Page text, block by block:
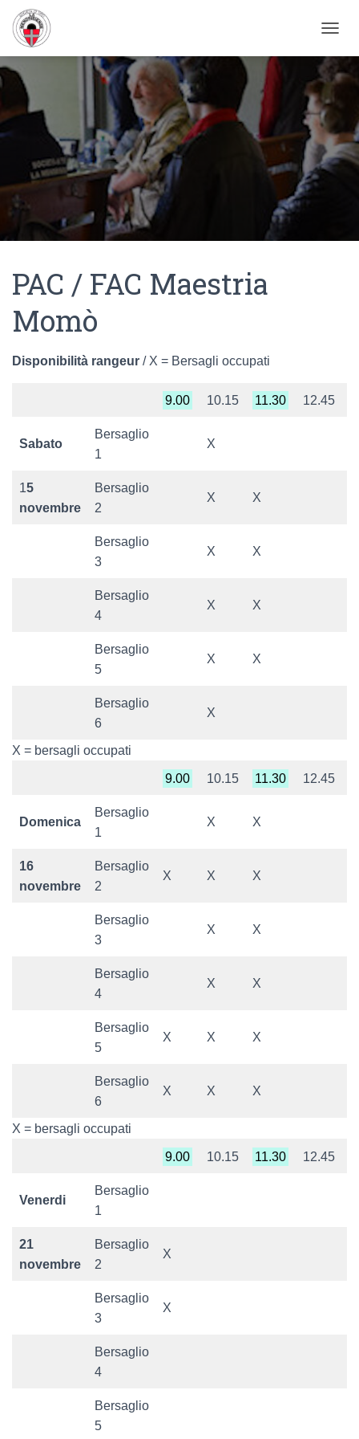
PAC / FAC Maestria
Momò
Disponibilità rangeur / X = Bersagli occupati
9.00 10.15 11.30 12.45
Sabato
Bersaglio
1
X
15
novembre
Bersaglio
2
X X
Bersaglio
3
X X
Bersaglio
4
X X
Bersaglio
5
X X
Bersaglio
6
X
X = bersagli occupati
9.00 10.15 11.30 12.45
Domenica
Bersaglio
1
X X
16
novembre
Bersaglio
2
X X X
Bersaglio
3
X X
Bersaglio
4
X X
Bersaglio
5
X X X
Bersaglio
6
X X X
X = bersagli occupati
9.00 10.15 11.30 12.45
Venerdi
Bersaglio
1
21
novembre
Bersaglio
2
X
Bersaglio
3
X
Bersaglio
4
Bersaglio
5